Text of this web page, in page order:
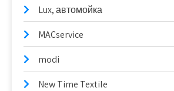
Lux, автомойка
MACservice
modi
New Time Textile